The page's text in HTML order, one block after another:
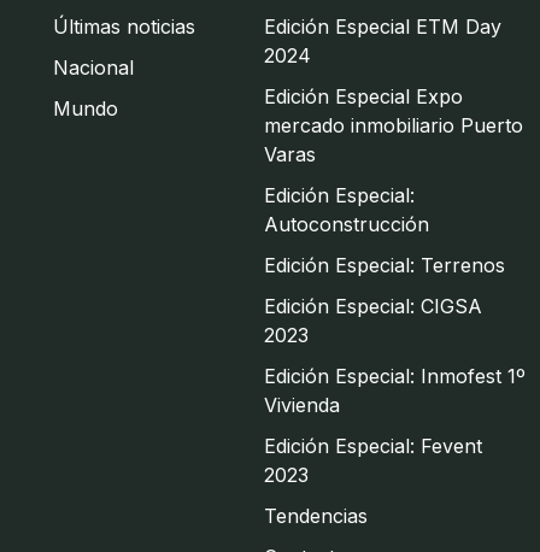
Últimas noticias
Nacional
Mundo
Edición Especial ETM Day
2024
Edición Especial Expo
mercado inmobiliario Puerto
Varas
Edición Especial:
Autoconstrucción
Edición Especial: Terrenos
Edición Especial: CIGSA
2023
Edición Especial: Inmofest 1º
Vivienda
Edición Especial: Fevent
2023
Tendencias